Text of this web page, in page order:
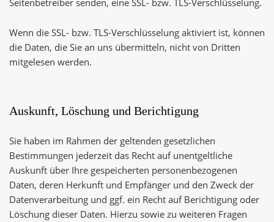
Seitenbetreiber senden, eine SSL- bzw. TLS-Verschlüsselung.
Wenn die SSL- bzw. TLS-Verschlüsselung aktiviert ist, können
die Daten, die Sie an uns übermitteln, nicht von Dritten
mitgelesen werden.
Auskunft, Löschung und Berichtigung
Sie haben im Rahmen der geltenden gesetzlichen
Bestimmungen jederzeit das Recht auf unentgeltliche
Auskunft über Ihre gespeicherten personenbezogenen
Daten, deren Herkunft und Empfänger und den Zweck der
Datenverarbeitung und ggf. ein Recht auf Berichtigung oder
Löschung dieser Daten. Hierzu sowie zu weiteren Fragen